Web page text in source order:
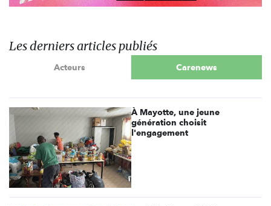
Les derniers articles publiés
Acteurs Carenews
À Mayotte, une jeune
génération choisit
l'engagement